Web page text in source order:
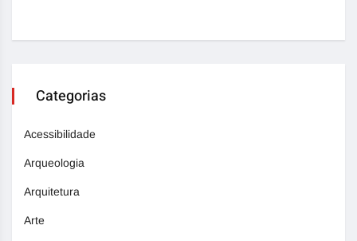
Categorias
Acessibilidade
Arqueologia
Arquitetura
Arte